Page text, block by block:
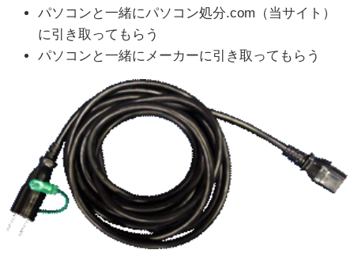
パソコンと一緒にパソコン処分.com（当サイト）
に引き取ってもらう
パソコンと一緒にメーカーに引き取ってもらう